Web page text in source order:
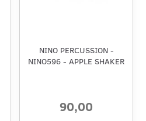
NINO PERCUSSION -
NINO596 - APPLE SHAKER
90,00